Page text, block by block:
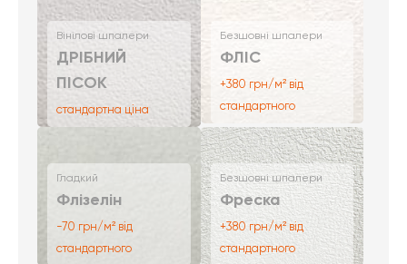
Вінілові шпалери
ДРІБНИЙ
ПІСОК
стандартна ціна
Безшовні шпалери
ФЛІС
+380 грн/м² від
стандартного
Гладкий
Флізелін
-70 грн/м² від
стандартного
Безшовні шпалери
Фреска
+380 грн/м² від
стандартного